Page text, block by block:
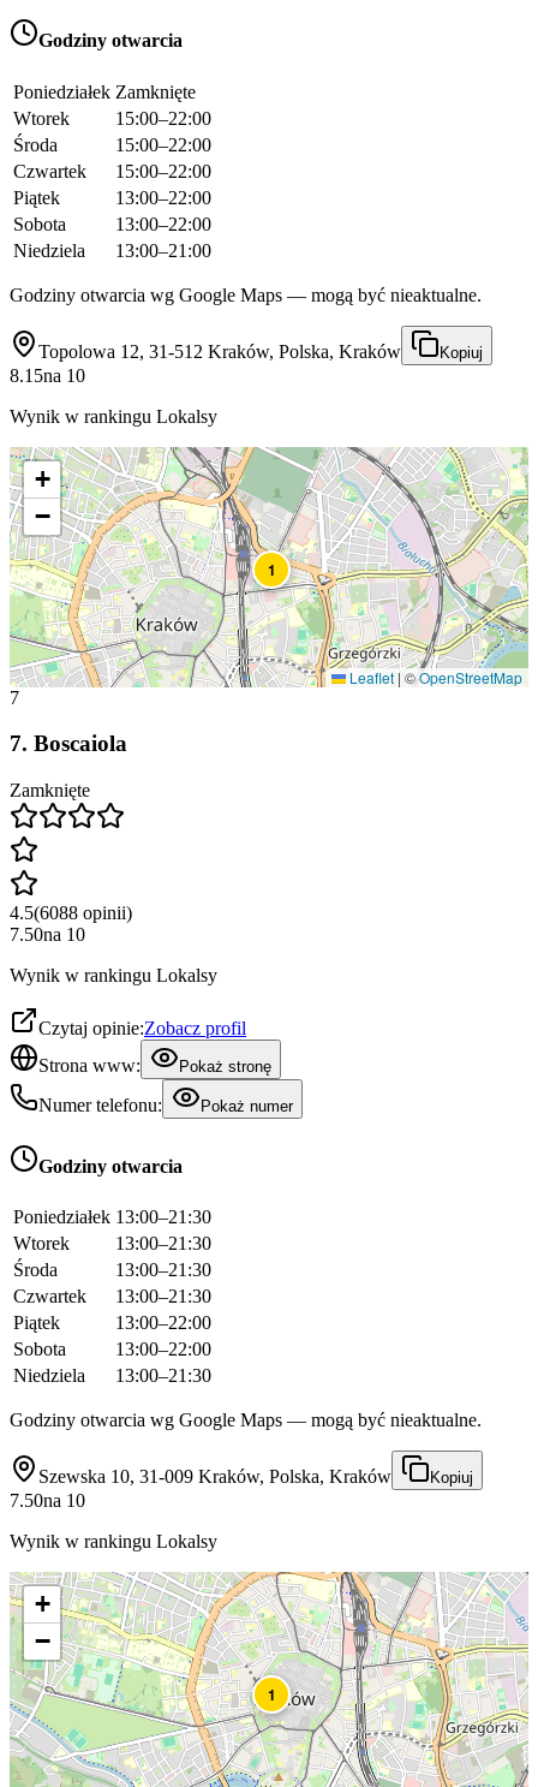
Godziny otwarcia
Poniedziałek Zamknięte
Wtorek
15:00–22:00
Środa
15:00–22:00
Czwartek
15:00–22:00
Piątek
13:00–22:00
Sobota
13:00–22:00
Niedziela
13:00–21:00
Godziny otwarcia wg Google Maps — mogą być nieaktualne.
Topolowa 12, 31-512 Kraków, Polska, Kraków Kopiuj
8.15na 10
Wynik w rankingu Lokalsy
1
+
−
Leaflet | ©OpenStreetMap
7
7. Boscaiola
Zamknięte
4.5(6088 opinii)
7.50na 10
Wynik w rankingu Lokalsy
Czytaj opinie:Zobacz profil
Strona www:
Pokaż stronę
Numer telefonu: Pokaż numer
Godziny otwarcia
Poniedziałek 13:00–21:30
Wtorek
13:00–21:30
Środa
13:00–21:30
Czwartek
13:00–21:30
Piątek
13:00–22:00
Sobota
13:00–22:00
Niedziela
13:00–21:30
Godziny otwarcia wg Google Maps — mogą być nieaktualne.
Szewska 10, 31-009 Kraków, Polska, Kraków Kopiuj
7.50na 10
Wynik w rankingu Lokalsy
1
+
−